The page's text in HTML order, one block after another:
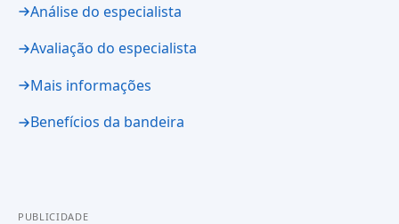
Análise do especialista
Avaliação do especialista
Mais informações
Benefícios da bandeira
PUBLICIDADE